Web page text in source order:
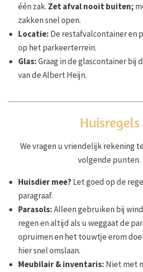
één zak. Zet afval nooit buiten;
zakken snel open.
Locatie: De restafvalcontainer en
op het parkeerterrein.
Glas:Graag in de glascontainer bij
van de Albert Heijn.
Huisregels
We vragen u vriendelijk rekening
volgende punten.
Huisdier mee? Let goed op de
paragraaf.
Parasols:Alleen gebruiken bij
regen en altijd als u weggaat de
opruimen en het touwtje erom
hier snel omslaan.
Meubilair & inventaris: Niet met